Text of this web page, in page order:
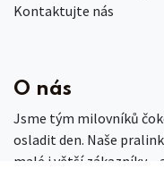
Kontaktujte nás
O nás
Jsme tým milovníků
osladit den. Naše
malé i větší zákazníky –